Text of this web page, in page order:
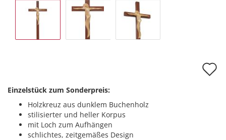
Einzelstück zum Sonderpreis:
Holzkreuz aus dunklem Buchenholz
stilisierter und heller Korpus
mit Loch zum Aufhängen
schlichtes, zeitgemäßes Design